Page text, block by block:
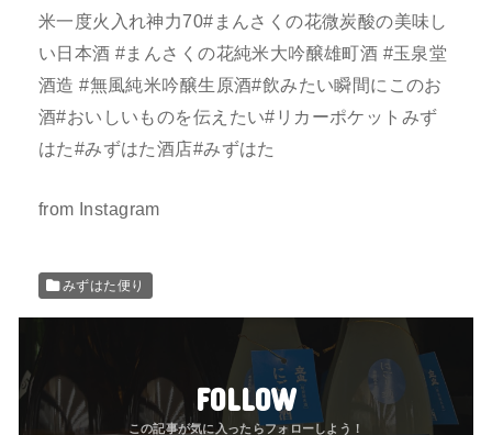
米一度火入れ神力70#まんさくの花微炭酸の美味し
い日本酒 #まんさくの花純米大吟醸雄町酒 #玉泉堂
酒造 #無風純米吟醸生原酒#飲みたい瞬間にこのお
酒#おいしいものを伝えたい#リカーポケットみず
はた#みずはた酒店#みずはた
from Instagram
みずはた便り
FOLLOW